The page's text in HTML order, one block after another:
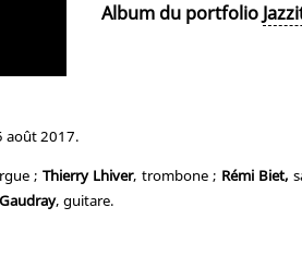
Album du portfolio
août 2017.
;Thierry Lhiver, trombone ; Rémi Biet,
, guitare.